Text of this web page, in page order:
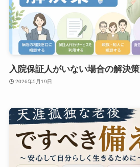
入院保証人がいない場合の解決策
2026年5月19日